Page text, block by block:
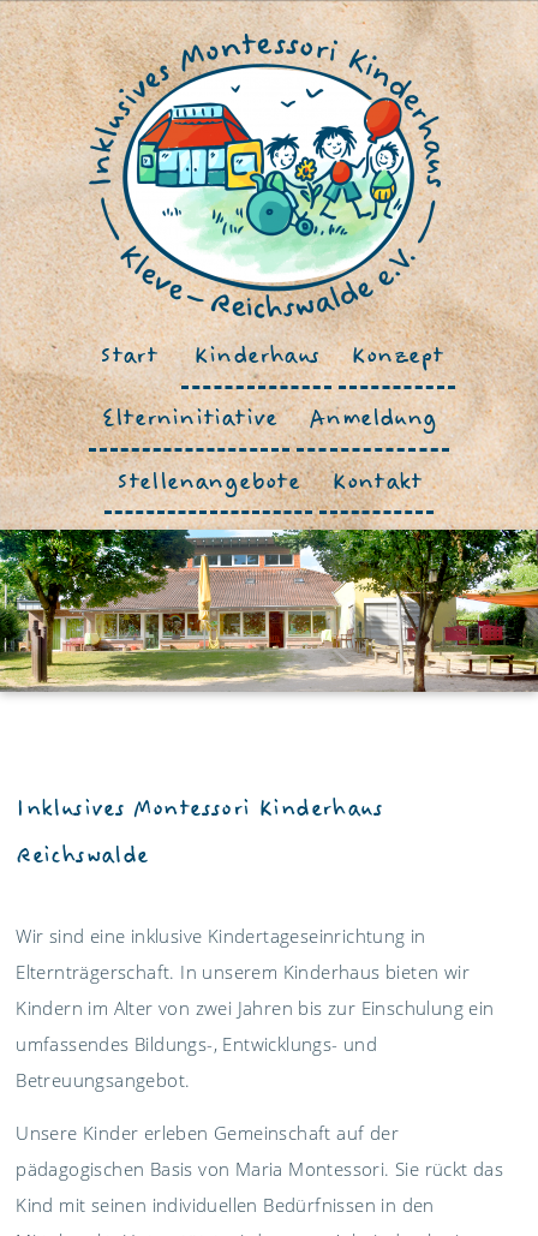
Start Kinderhaus
Konzept
Elterninitiative
Anmeldung
Stellenangebote
Kontakt
Inklusives Montessori Kinderhaus
Reichswalde
Wir sind eine inklusive Kindertageseinrichtung in
Elternträgerschaft. In unserem Kinderhaus bieten wir
Kindern im Alter von zwei Jahren bis zur Einschulung ein
umfassendes Bildungs-, Entwicklungs- und
Betreuungsangebot.
Unsere Kinder erleben Gemeinschaft auf der
pädagogischen Basis von Maria Montessori. Sie rückt das
Kind mit seinen individuellen Bedürfnissen in den